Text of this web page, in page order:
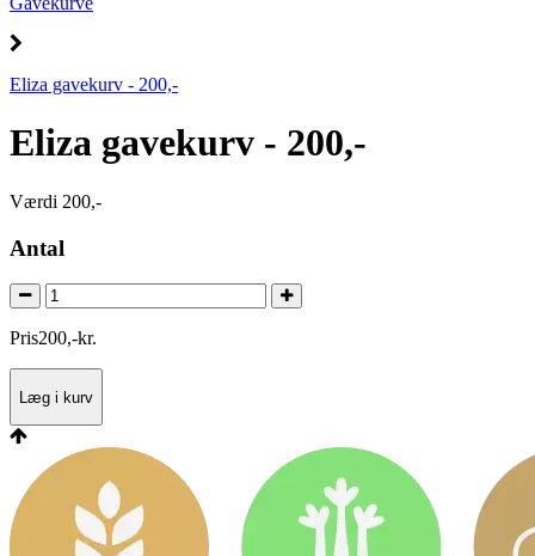
Eliza gavekurv - 200,-
Eliza gavekurv - 200,-
Værdi 200,-
Antal
Pris200,-kr.
Læg i kurv